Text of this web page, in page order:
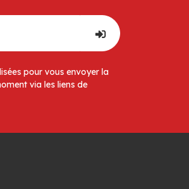
pour vous envoyer la
via les liens de